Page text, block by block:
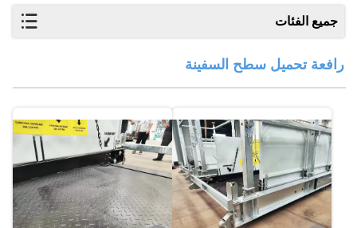
جميع الفئات
رافعة تحميل سطح السفينة